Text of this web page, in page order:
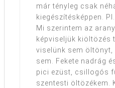
már tényleg csak
kiegészítésképpen.
Mi szerintem az
képviseljük kiöltözés
viselünk sem öltönyt,
sem. Fekete nadrág
pici ezüst, csillogós
szentesti öltözékem.